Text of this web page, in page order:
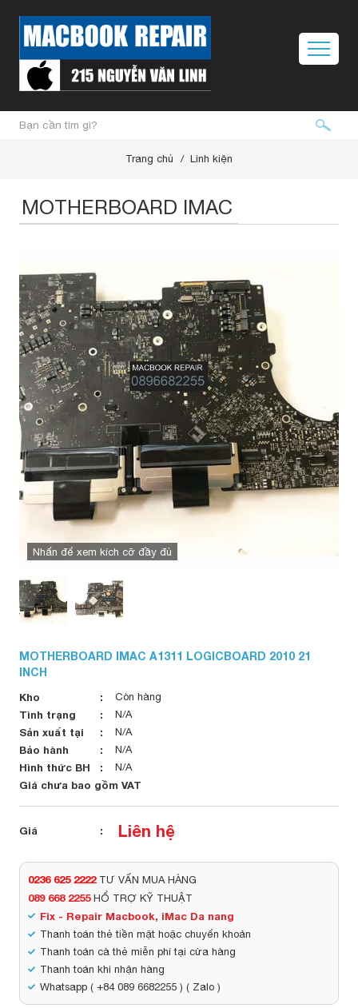
Trang chủ Linh kiện
MOTHERBOARD IMAC
Nhấn để xem kích cỡ đầy đủ
MOTHERBOARD IMAC A1311 LOGICBOARD 2010 21
INCH
Kho Còn hàng
Tình trạng N/A
Sản xuất tại N/A
Bảo hành N/A
Hình thức BH N/A
Giá chưa bao gồm VAT
Giá Liên hệ
0236 625 2222 TƯ VẤN MUA HÀNG
089 668 2255HỔ TRỢ KỸ THUẬT
Fix - Repair Macbook, iMac Da nang
Thanh toán thẻ tiền mặt hoặc chuyển khoản
Thanh toán cà thẻ miễn phí tại cửa hàng
Thanh toán khi nhận hàng
Whatsapp ( +84 089 6682255 ) ( Zalo )